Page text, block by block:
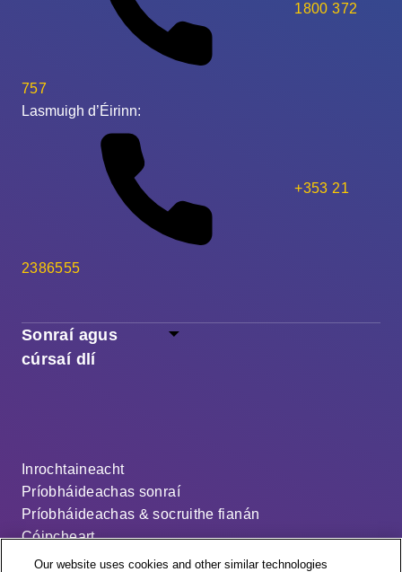
Sonraí agus
cúrsaí dlí
Inrochtaineacht
Príobháideachas sonraí
Príobháideachas & socruithe fianán
Cóipcheart
Séanadh
1800 372
757
Lasmuigh d’Éirinn:
+353 21
2386555
Our website uses cookies and other similar technologies